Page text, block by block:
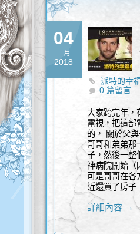
04
一月
2018
派特的幸
0 篇留言
大家跨完年，
電視，把這部
的， 關於父
哥哥和弟弟那
子，然後一整
神病院開始（
可是哥哥在各
近還買了房子
詳細內容 →